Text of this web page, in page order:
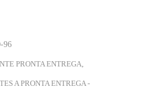
96
PRONTA ENTREGA,
A PRONTA ENTREGA -